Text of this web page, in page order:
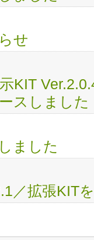
せ
KIT
スしました
ました
／拡張KIT